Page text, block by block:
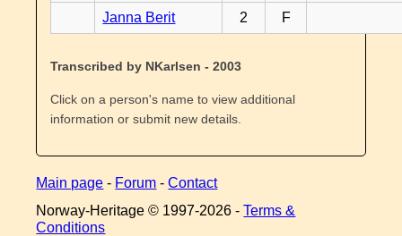
Janna Berit 2 F
Transcribed by NKarlsen - 2003
Click on a person's name to view additional
information or submit new details.
Main page - Forum -Contact
Norway-Heritage © 1997-2026 -Terms &
Conditions